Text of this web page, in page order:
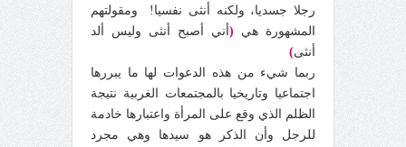
رجلا جسديا، ولكنه أنثى نفسيا! ومقولتهم
المشهورة هي ( أني أصبح أنثى وليس ألد
أنثى)
ربما شيء من هذه الدعوات لها ما يبررها
اجتماعيا وتاريخيا بالمجتمعات الغربية نتيجة
الظلم الذي وقع على المرأة واعتبارها خادمة
للرجل وأن الذكر هو سيدها وهي مجرد